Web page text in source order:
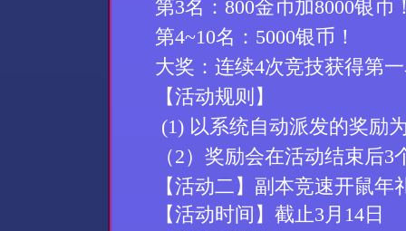
第3名： 800金币加8000银币
第4~10名： 5000银币 ！
大奖： 连续4次竞技获得第一
【活动规则】
(1) 以系统自动派发的奖励
（2） 奖励会在活动结束后3
【活动二】 副本竞速开鼠年
【活动时间】 截止3 月 14日